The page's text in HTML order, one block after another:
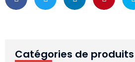
Catégories de produits